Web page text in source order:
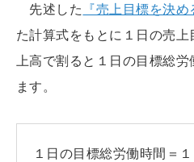
先述した 『売上目標を決め
た計算式をもとに１日の売
上高で割ると１日の目標総労
ます。
１日の目標総労働時間＝